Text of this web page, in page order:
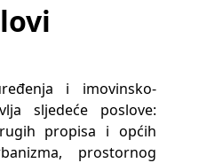
i imovinsko-
sljedeće poslove:
propisa i općih
prostornog